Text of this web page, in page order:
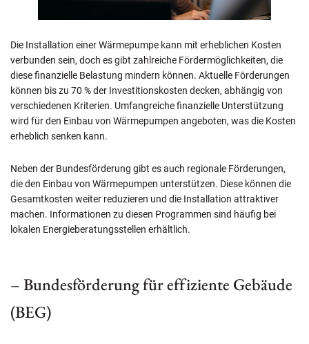
Die Installation einer Wärmepumpe kann mit erheblichen Kosten
verbunden sein, doch es gibt zahlreiche Fördermöglichkeiten, die
diese finanzielle Belastung mindern können. Aktuelle Förderungen
können bis zu 70 % der Investitionskosten decken, abhängig von
verschiedenen Kriterien. Umfangreiche finanzielle Unterstützung
wird für den Einbau von Wärmepumpen angeboten, was die Kosten
erheblich senken kann.
Neben der Bundesförderung gibt es auch regionale Förderungen,
die den Einbau von Wärmepumpen unterstützen. Diese können die
Gesamtkosten weiter reduzieren und die Installation attraktiver
machen. Informationen zu diesen Programmen sind häufig bei
lokalen Energieberatungsstellen erhältlich.
– Bundesförderung für effiziente Gebäude
(BEG)